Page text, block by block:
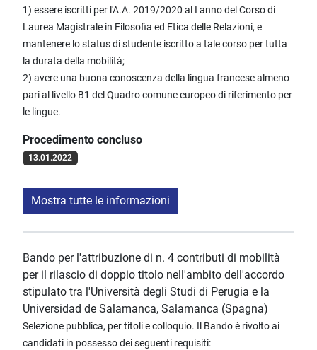
1) essere iscritti per l'A.A. 2019/2020 al I anno del Corso di
Laurea Magistrale in Filosofia ed Etica delle Relazioni, e
mantenere lo status di studente iscritto a tale corso per tutta
la durata della mobilità;
2) avere una buona conoscenza della lingua francese almeno
pari al livello B1 del Quadro comune europeo di riferimento per
le lingue.
Procedimento concluso
13.01.2022
Mostra tutte le informazioni
Bando per l'attribuzione di n. 4 contributi di mobilità
per il rilascio di doppio titolo nell'ambito dell'accordo
stipulato tra l'Università degli Studi di Perugia e la
Universidad de Salamanca, Salamanca (Spagna)
Selezione pubblica, per titoli e colloquio. Il Bando è rivolto ai
candidati in possesso dei seguenti requisiti: